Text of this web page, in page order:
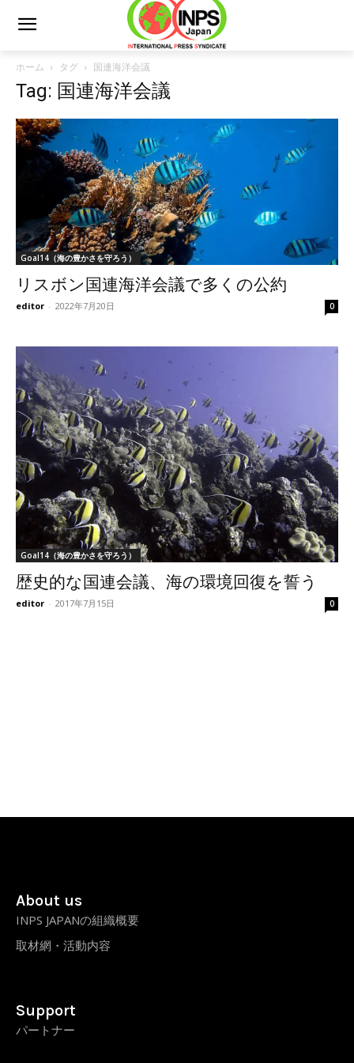
ホーム タグ 国連海洋会議
Tag: 国連海洋会議
Goal14（海の豊かさを守ろう）
リスボン国連海洋会議で多くの公約
editor - 2022年7月20日 0
Goal14（海の豊かさを守ろう）
歴史的な国連会議、海の環境回復を誓う
editor - 2017年7月15日 0
About us
INPS JAPANの組織概要
取材網・活動内容
Support
パートナー